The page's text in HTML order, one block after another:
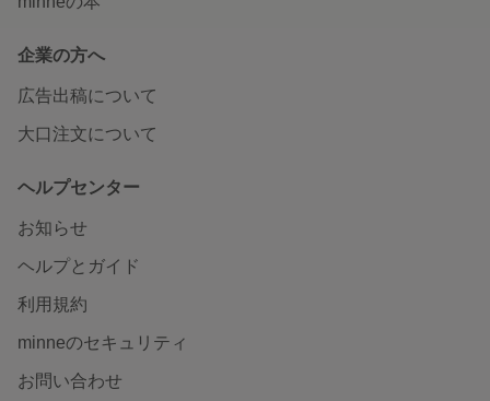
企業の方へ
広告出稿について
大口注文について
ヘルプセンター
お知らせ
ヘルプとガイド
利用規約
minneのセキュリティ
お問い合わせ